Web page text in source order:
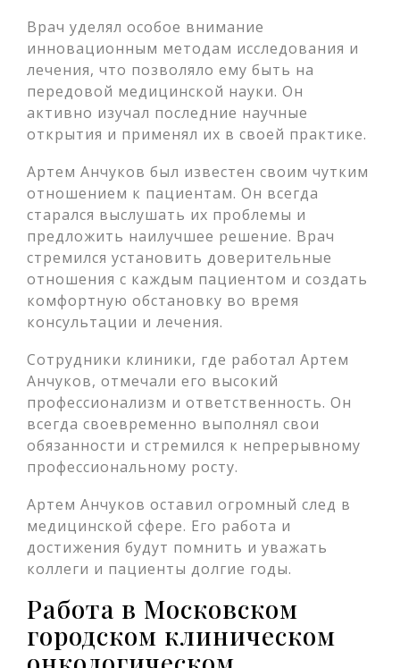
Врач уделял особое внимание
инновационным методам исследования и
лечения, что позволяло ему быть на
передовой медицинской науки. Он
активно изучал последние научные
открытия и применял их в своей практике.
Артем Анчуков был известен своим чутким
отношением к пациентам. Он всегда
старался выслушать их проблемы и
предложить наилучшее решение. Врач
стремился установить доверительные
отношения с каждым пациентом и создать
комфортную обстановку во время
консультации и лечения.
Сотрудники клиники, где работал Артем
Анчуков, отмечали его высокий
профессионализм и ответственность. Он
всегда своевременно выполнял свои
обязанности и стремился к непрерывному
профессиональному росту.
Артем Анчуков оставил огромный след в
медицинской сфере. Его работа и
достижения будут помнить и уважать
коллеги и пациенты долгие годы.
Работа в Московском
городском клиническом